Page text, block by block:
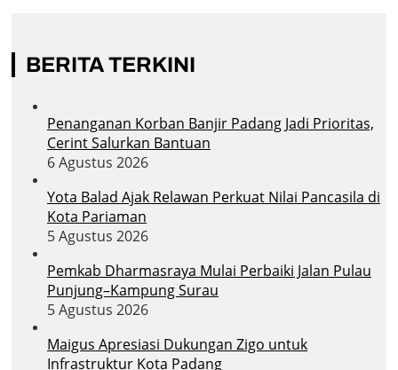
BERITA TERKINI
Penanganan Korban Banjir Padang Jadi Prioritas,
Cerint Salurkan Bantuan
6 Agustus 2026
Yota Balad Ajak Relawan Perkuat Nilai Pancasila di
Kota Pariaman
5 Agustus 2026
Pemkab Dharmasraya Mulai Perbaiki Jalan Pulau
Punjung–Kampung Surau
5 Agustus 2026
Maigus Apresiasi Dukungan Zigo untuk
Infrastruktur Kota Padang